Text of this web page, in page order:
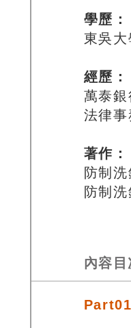
學歷：
東吳大
經歷：
萬泰
法律事
著作：
防制
防制
內容目